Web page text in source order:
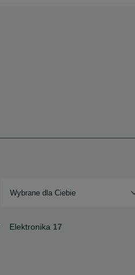
Wybrane dla Ciebie
Elektronika 17